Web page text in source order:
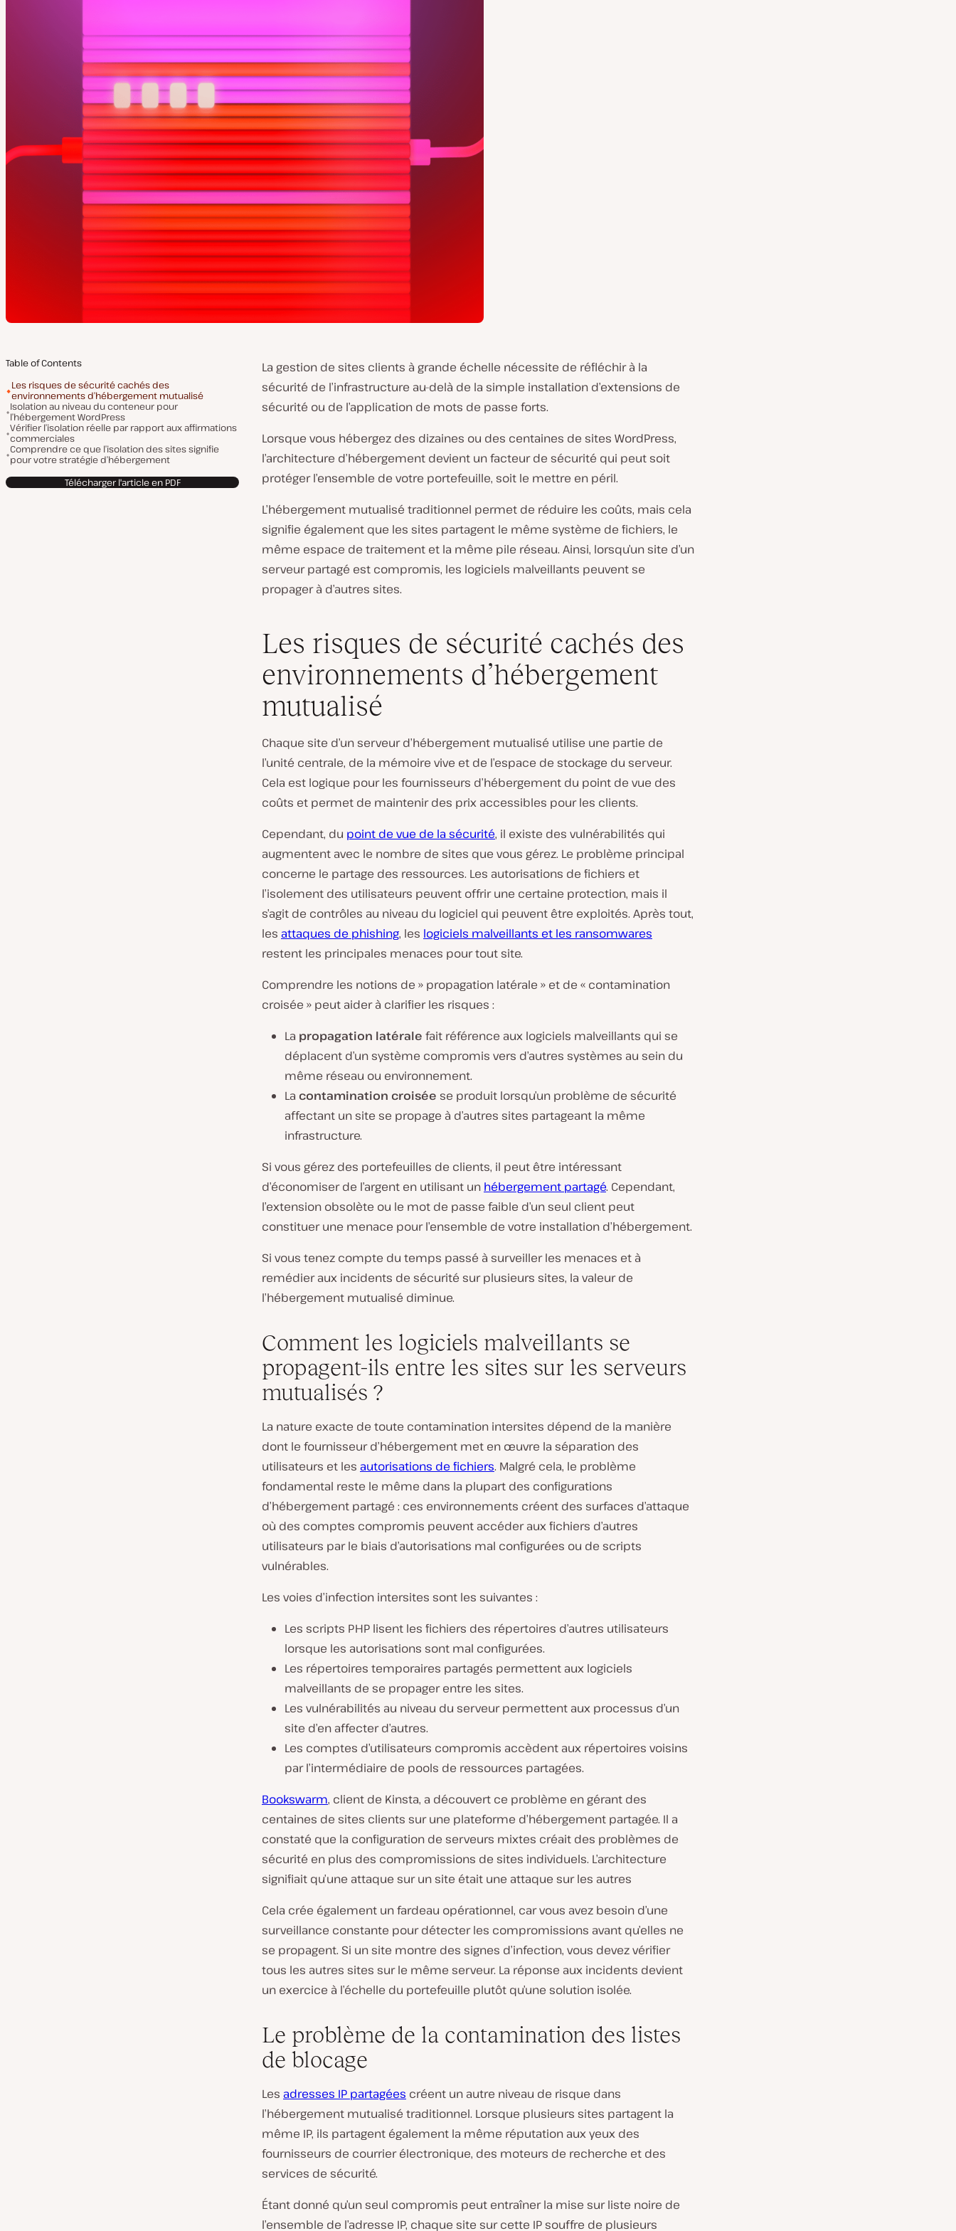
Table of Contents
Les risques de sécurité cachés des
environnements d’hébergement mutualisé
Isolation au niveau du conteneur pour
l’hébergement WordPress
Vérifier l’isolation réelle par rapport aux affirmations
commerciales
Comprendre ce que l’isolation des sites signifie
pour votre stratégie d’hébergement
Télécharger l'article en PDF
La gestion de sites clients à grande échelle nécessite de réfléchir à la
sécurité de l’infrastructure au-delà de la simple installation d’extensions de
sécurité ou de l’application de mots de passe forts.
Lorsque vous hébergez des dizaines ou des centaines de sites WordPress,
l’architecture d’hébergement devient un facteur de sécurité qui peut soit
protéger l’ensemble de votre portefeuille, soit le mettre en péril.
L’hébergement mutualisé traditionnel permet de réduire les coûts, mais cela
signifie également que les sites partagent le même système de fichiers, le
même espace de traitement et la même pile réseau. Ainsi, lorsqu’un site d’un
serveur partagé est compromis, les logiciels malveillants peuvent se
propager à d’autres sites.
Les risques de sécurité cachés des
environnements d’hébergement
mutualisé
Chaque site d’un serveur d’hébergement mutualisé utilise une partie de
l’unité centrale, de la mémoire vive et de l’espace de stockage du serveur.
Cela est logique pour les fournisseurs d’hébergement du point de vue des
coûts et permet de maintenir des prix accessibles pour les clients.
Cependant, du point de vue de la sécurité, il existe des vulnérabilités qui
augmentent avec le nombre de sites que vous gérez. Le problème principal
concerne le partage des ressources. Les autorisations de fichiers et
l’isolement des utilisateurs peuvent offrir une certaine protection, mais il
s’agit de contrôles au niveau du logiciel qui peuvent être exploités. Après tout,
les attaques de phishing, les logiciels malveillants et les ransomwares
restent les principales menaces pour tout site.
Comprendre les notions de » propagation latérale » et de « contamination
croisée » peut aider à clarifier les risques :
La propagation latérale fait référence aux logiciels malveillants qui se
déplacent d’un système compromis vers d’autres systèmes au sein du
même réseau ou environnement.
La contamination croisée se produit lorsqu’un problème de sécurité
affectant un site se propage à d’autres sites partageant la même
infrastructure.
Si vous gérez des portefeuilles de clients, il peut être intéressant
d’économiser de l’argent en utilisant un hébergement partagé. Cependant,
l’extension obsolète ou le mot de passe faible d’un seul client peut
constituer une menace pour l’ensemble de votre installation d’hébergement.
Si vous tenez compte du temps passé à surveiller les menaces et à
remédier aux incidents de sécurité sur plusieurs sites, la valeur de
l’hébergement mutualisé diminue.
Comment les logiciels malveillants se
propagent-ils entre les sites sur les serveurs
mutualisés ?
La nature exacte de toute contamination intersites dépend de la manière
dont le fournisseur d’hébergement met en œuvre la séparation des
utilisateurs et les autorisations de fichiers. Malgré cela, le problème
fondamental reste le même dans la plupart des configurations
d’hébergement partagé : ces environnements créent des surfaces d’attaque
où des comptes compromis peuvent accéder aux fichiers d’autres
utilisateurs par le biais d’autorisations mal configurées ou de scripts
vulnérables.
Les voies d’infection intersites sont les suivantes :
Les scripts PHP lisent les fichiers des répertoires d’autres utilisateurs
lorsque les autorisations sont mal configurées.
Les répertoires temporaires partagés permettent aux logiciels
malveillants de se propager entre les sites.
Les vulnérabilités au niveau du serveur permettent aux processus d’un
site d’en affecter d’autres.
Les comptes d’utilisateurs compromis accèdent aux répertoires voisins
par l’intermédiaire de pools de ressources partagées.
Bookswarm, client de Kinsta, a découvert ce problème en gérant des
centaines de sites clients sur une plateforme d’hébergement partagée. Il a
constaté que la configuration de serveurs mixtes créait des problèmes de
sécurité en plus des compromissions de sites individuels. L’architecture
signifiait qu’une attaque sur un site était une attaque sur les autres
Cela crée également un fardeau opérationnel, car vous avez besoin d’une
surveillance constante pour détecter les compromissions avant qu’elles ne
se propagent. Si un site montre des signes d’infection, vous devez vérifier
tous les autres sites sur le même serveur. La réponse aux incidents devient
un exercice à l’échelle du portefeuille plutôt qu’une solution isolée.
Le problème de la contamination des listes
de blocage
Les adresses IP partagées créent un autre niveau de risque dans
l’hébergement mutualisé traditionnel. Lorsque plusieurs sites partagent la
même IP, ils partagent également la même réputation aux yeux des
fournisseurs de courrier électronique, des moteurs de recherche et des
services de sécurité.
Étant donné qu’un seul compromis peut entraîner la mise sur liste noire de
l’ensemble de l’adresse IP, chaque site sur cette IP souffre de plusieurs